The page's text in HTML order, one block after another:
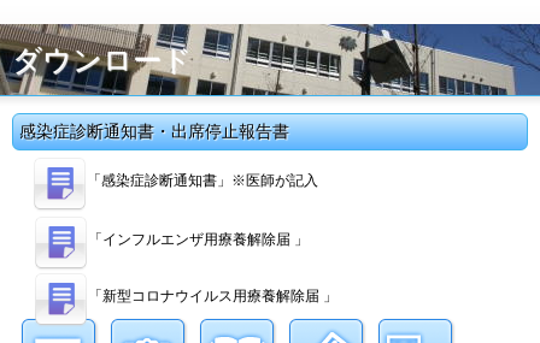
「新型コロナウイルス用療養解除届 」
「インフルエンザ用療養解除届 」
「感染症診断通知書」※医師が記入
ダウンロード
感染症診断通知書・出席停止報告書